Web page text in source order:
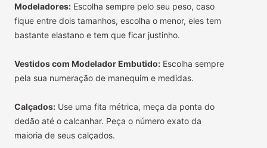
Modeladores: Escolha sempre pelo seu peso, caso
fique entre dois tamanhos, escolha o menor, eles tem
bastante elastano e tem que ficar justinho.
Vestidos com Modelador Embutido: Escolha sempre
pela sua numeração de manequim e medidas.
Calçados: Use uma fita métrica, meça da ponta do
dedão até o calcanhar. Peça o número exato da
maioria de seus calçados.